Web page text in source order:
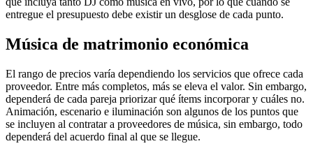
entregue el presupuesto debe existir un desglose de cada punto.
Música de matrimonio económica
El rango de precios varía dependiendo los servicios que ofrece cada
proveedor. Entre más completos, más se eleva el valor. Sin embargo,
dependerá de cada pareja priorizar qué ítems incorporar y cuáles no.
Animación, escenario e iluminación son algunos de los puntos que
se incluyen al contratar a proveedores de música, sin embargo, todo
dependerá del acuerdo final al que se llegue.